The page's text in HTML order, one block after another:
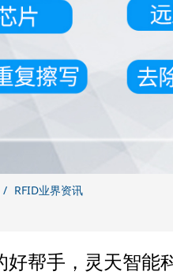
RFID业界资讯
好帮手，灵天智能